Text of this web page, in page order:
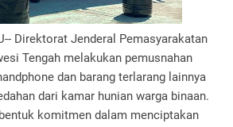
Direktorat Jenderal Pemasyarakatan
Tengah melakukan pemusnahan
dan barang terlarang lainnya
dari kamar hunian warga binaan.
komitmen dalam menciptakan